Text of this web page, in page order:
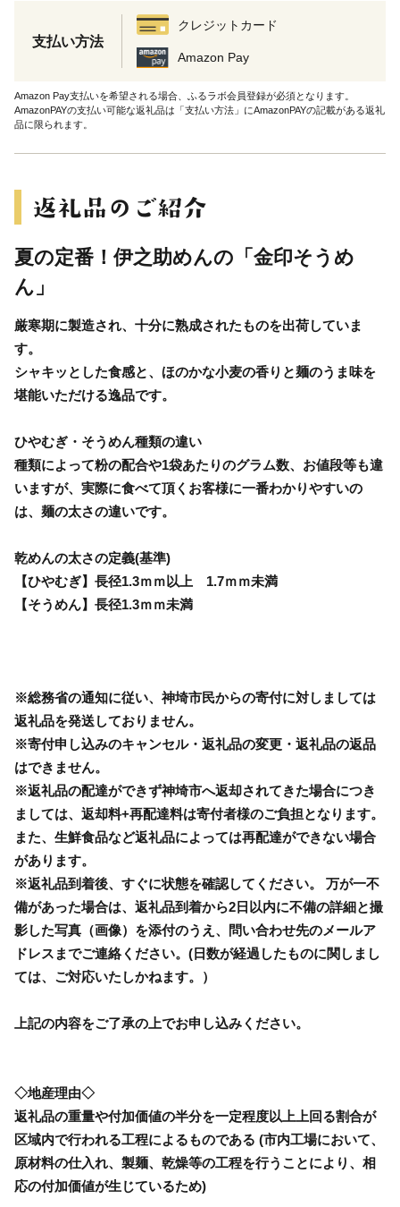
支払い方法
クレジットカード
Amazon Pay
Amazon Pay支払いを希望される場合、ふるラボ会員登録が必須となります。
AmazonPAYの支払い可能な返礼品は「支払い方法」にAmazonPAYの記載がある返礼
品に限られます。
夏の定番！伊之助めんの「金印そうめ
ん」
厳寒期に製造され、十分に熟成されたものを出荷していま
す。
シャキッとした食感と、ほのかな小麦の香りと麺のうま味を
堪能いただける逸品です。
ひやむぎ・そうめん種類の違い
種類によって粉の配合や1袋あたりのグラム数、お値段等も違
いますが、実際に食べて頂くお客様に一番わかりやすいの
は、麺の太さの違いです。
乾めんの太さの定義(基準)
【ひやむぎ】長径1.3ｍｍ以上 1.7ｍｍ未満
【そうめん】長径1.3ｍｍ未満
※総務省の通知に従い、神埼市民からの寄付に対しましては
返礼品を発送しておりません。
※寄付申し込みのキャンセル・返礼品の変更・返礼品の返品
はできません。
※返礼品の配達ができず神埼市へ返却されてきた場合につき
ましては、返却料+再配達料は寄付者様のご負担となります。
また、生鮮食品など返礼品によっては再配達ができない場合
があります。
※返礼品到着後、すぐに状態を確認してください。 万が一不
備があった場合は、返礼品到着から2日以内に不備の詳細と撮
影した写真（画像）を添付のうえ、問い合わせ先のメールア
ドレスまでご連絡ください。(日数が経過したものに関しまし
ては、ご対応いたしかねます。）
上記の内容をご了承の上でお申し込みください。
◇地産理由◇
返礼品の重量や付加価値の半分を一定程度以上上回る割合が
区域内で行われる工程によるものである (市内工場において、
原材料の仕入れ、製麺、乾燥等の工程を行うことにより、相
応の付加価値が生じているため)